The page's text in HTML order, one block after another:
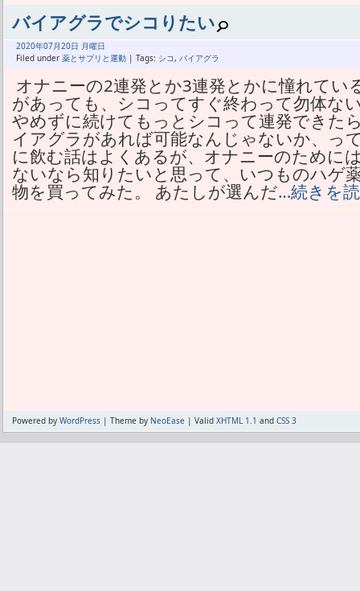
バイアグラでシコりたい
2020年07月20日 月曜日
Filed under 薬とサプリと運動 | Tags: シコ, バイアグラ
オナニーの2連発とか3連発とかに憧れてい
があっても、シコってすぐ終わって勿体な
やめずに続けてもっとシコって連発できた
イアグラがあれば可能なんじゃないか、っ
に飲む話はよくあるが、オナニーのために
ないなら知りたいと思って、いつものハゲ
物を買ってみた。 あたしが選んだ…続きを
Powered by WordPress | Theme by NeoEase | Valid XHTML 1.1 and CSS 3